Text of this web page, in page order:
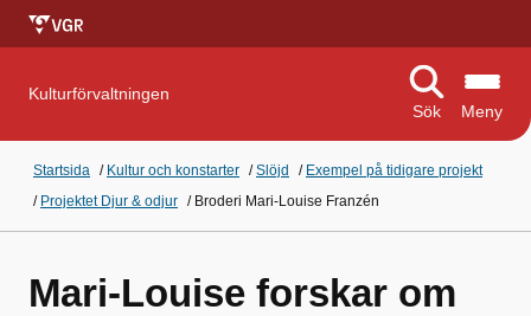
Kulturförvaltningen
Sök
Meny
Startsida / Kultur och konstarter /Slöjd / Exempel på tidigare projekt
/ Projektet Djur & odjur / Broderi Mari-Louise Franzén
Mari-Louise forskar om